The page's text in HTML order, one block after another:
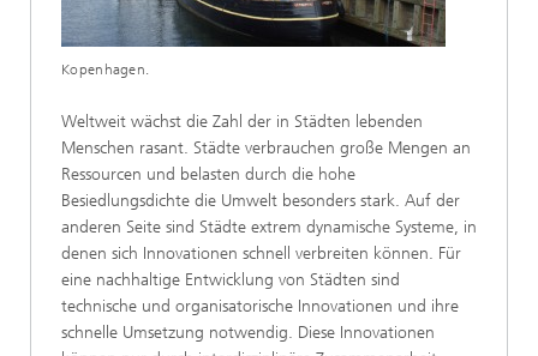
Kopenhagen.
Weltweit wächst die Zahl der in Städten lebenden
Menschen rasant. Städte verbrauchen große Mengen an
Ressourcen und belasten durch die hohe
Besiedlungsdichte die Umwelt besonders stark. Auf der
anderen Seite sind Städte extrem dynamische Systeme, in
denen sich Innovationen schnell verbreiten können. Für
eine nachhaltige Entwicklung von Städten sind
technische und organisatorische Innovationen und ihre
schnelle Umsetzung notwendig. Diese Innovationen